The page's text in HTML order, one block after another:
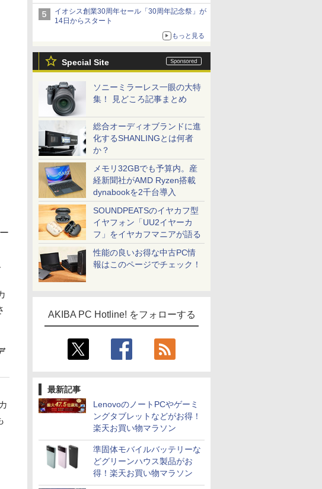
7800X3D」との価格逆転解消 [8月前半のCPU
価格]
イオシス創業30周年セール「30周年記念祭」が
14日からスタート
もっと見る
Special Site
ソニーミラーレス一眼の大特
集！ 見どころ記事まとめ
総合オーディオブランドに進
化するSHANLINGとは何者
か？
メモリ32GBでも予算内。産
経新聞社がAMD Ryzen搭載
dynabookを2千台導入
SOUNDPEATSのイヤカフ型
イヤフォン「UU2イヤーカ
フ」をイヤカフマニアが語る
性能の良いお得な中古PC情
報はこのページでチェック！
AKIBA PC Hotline! をフォローする
最新記事
LenovoのノートPCやゲーミ
ングタブレットなどがお得！
楽天お買い物マラソン
準固体モバイルバッテリーな
どグリーンハウス製品がお
得！楽天お買い物マラソン